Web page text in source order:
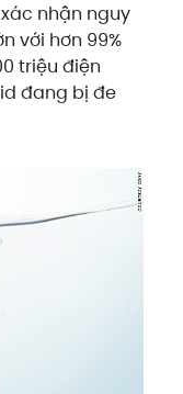
nhận nguy
với hơn 99%
triệu điện
đang bị đe